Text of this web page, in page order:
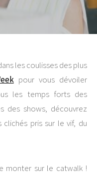
les coulisses des plus
pour vous dévoiler
les temps forts des
des shows, découvrez
pris sur le vif, du
monter sur le catwalk !